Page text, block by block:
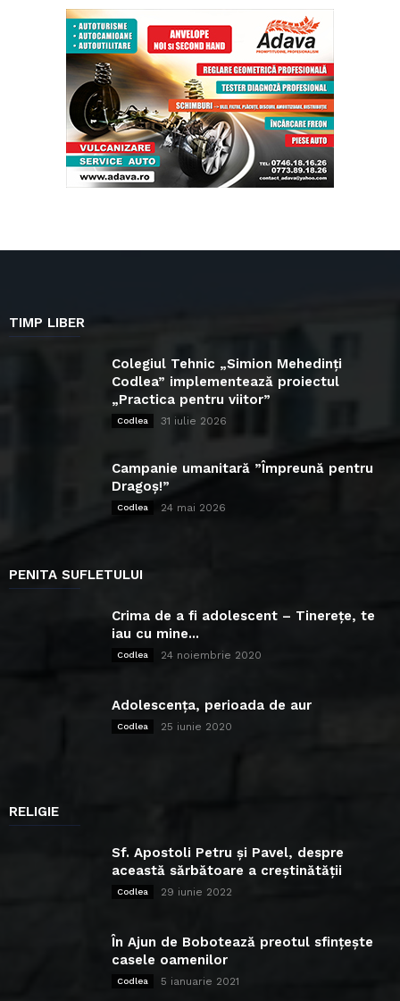
TIMP LIBER
Colegiul Tehnic „Simion Mehedinți
Codlea” implementează proiectul
„Practica pentru viitor”
Codlea 31 iulie 2026
Campanie umanitară ”Împreună pentru
Dragoș!”
Codlea 24 mai 2026
PENITA SUFLETULUI
Crima de a fi adolescent – Tinerețe, te
iau cu mine...
Codlea 24 noiembrie 2020
Adolescența, perioada de aur
Codlea 25 iunie 2020
RELIGIE
Sf. Apostoli Petru și Pavel, despre
această sărbătoare a creștinătății
Codlea 29 iunie 2022
În Ajun de Bobotează preotul sfințește
casele oamenilor
Codlea 5 ianuarie 2021